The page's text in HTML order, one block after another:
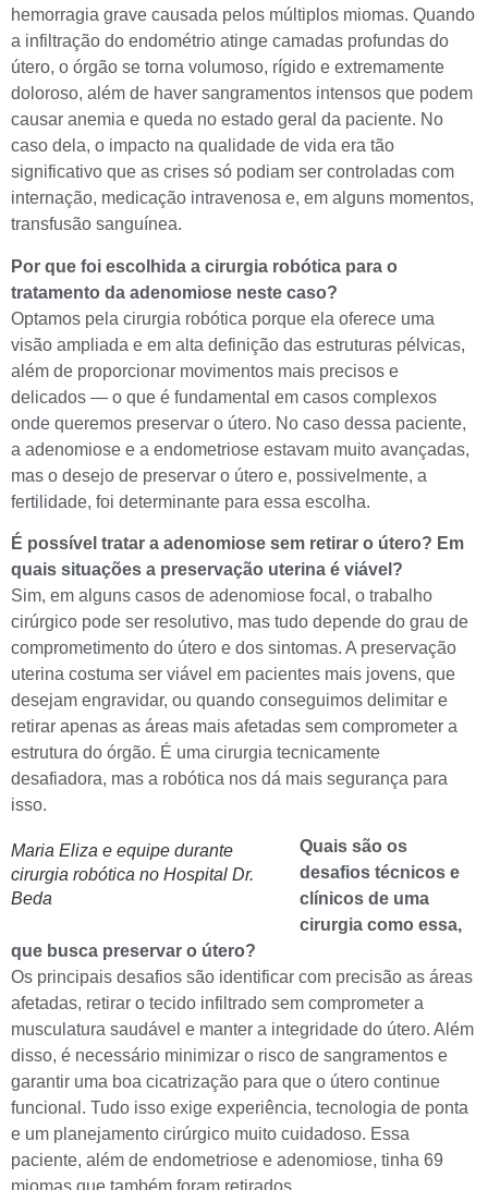
hemorragia grave causada pelos múltiplos miomas. Quando
a infiltração do endométrio atinge camadas profundas do
útero, o órgão se torna volumoso, rígido e extremamente
doloroso, além de haver sangramentos intensos que podem
causar anemia e queda no estado geral da paciente. No
caso dela, o impacto na qualidade de vida era tão
significativo que as crises só podiam ser controladas com
internação, medicação intravenosa e, em alguns momentos,
transfusão sanguínea.
Por que foi escolhida a cirurgia robótica para o
tratamento da adenomiose neste caso?
Optamos pela cirurgia robótica porque ela oferece uma
visão ampliada e em alta definição das estruturas pélvicas,
além de proporcionar movimentos mais precisos e
delicados — o que é fundamental em casos complexos
onde queremos preservar o útero. No caso dessa paciente,
a adenomiose e a endometriose estavam muito avançadas,
mas o desejo de preservar o útero e, possivelmente, a
fertilidade, foi determinante para essa escolha.
É possível tratar a adenomiose sem retirar o útero? Em
quais situações a preservação uterina é viável?
Sim, em alguns casos de adenomiose focal, o trabalho
cirúrgico pode ser resolutivo, mas tudo depende do grau de
comprometimento do útero e dos sintomas. A preservação
uterina costuma ser viável em pacientes mais jovens, que
desejam engravidar, ou quando conseguimos delimitar e
retirar apenas as áreas mais afetadas sem comprometer a
estrutura do órgão. É uma cirurgia tecnicamente
desafiadora, mas a robótica nos dá mais segurança para
isso.
Maria Eliza e equipe durante
cirurgia robótica no Hospital Dr.
Beda
Quais são os
desafios técnicos e
clínicos de uma
cirurgia como essa,
que busca preservar o útero?
Os principais desafios são identificar com precisão as áreas
afetadas, retirar o tecido infiltrado sem comprometer a
musculatura saudável e manter a integridade do útero. Além
disso, é necessário minimizar o risco de sangramentos e
garantir uma boa cicatrização para que o útero continue
funcional. Tudo isso exige experiência, tecnologia de ponta
e um planejamento cirúrgico muito cuidadoso. Essa
paciente, além de endometriose e adenomiose, tinha 69